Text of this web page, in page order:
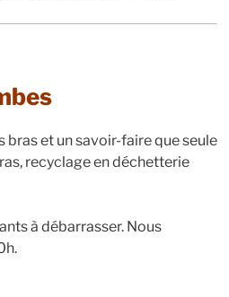
et un savoir-faire que seule
recyclage en déchetterie
à débarrasser. Nous